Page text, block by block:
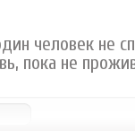
человек не
пока не